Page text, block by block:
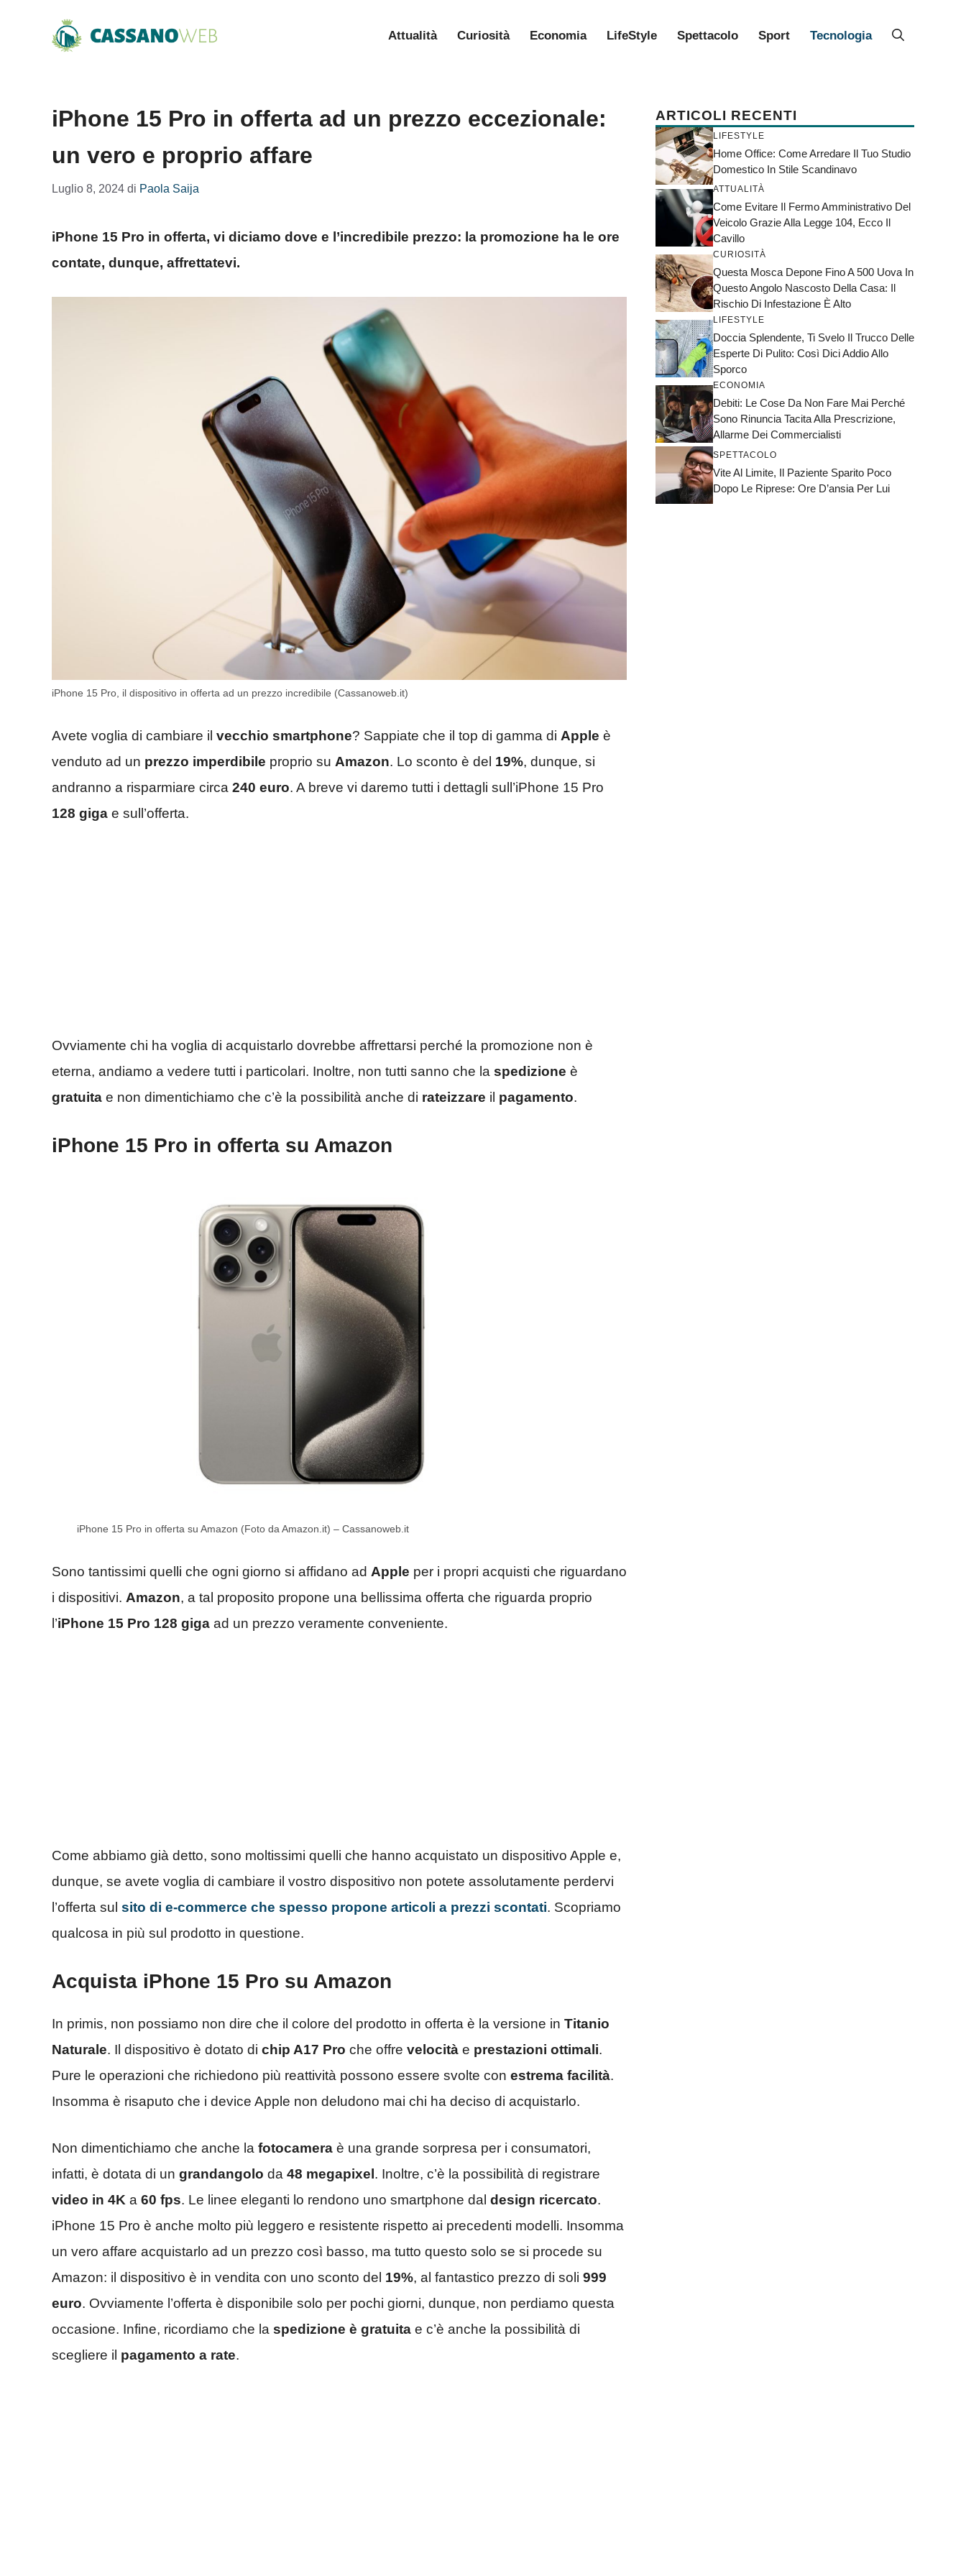
Attualità Curiosità Economia LifeStyle Spettacolo Sport Tecnologia
iPhone 15 Pro in offerta ad un prezzo eccezionale:
un vero e proprio affare
Luglio 8, 2024 di Paola Saija
iPhone 15 Pro in offerta, vi diciamo dove e l’incredibile prezzo: la promozione ha le ore
contate, dunque, affrettatevi.
iPhone 15 Pro, il dispositivo in offerta ad un prezzo incredibile (Cassanoweb.it)
Avete voglia di cambiare il vecchio smartphone? Sappiate che il top di gamma di Apple è
venduto ad un prezzo imperdibile proprio su Amazon. Lo sconto è del 19%, dunque, si
andranno a risparmiare circa 240 euro. A breve vi daremo tutti i dettagli sull’iPhone 15 Pro
128 giga e sull’offerta.
Ovviamente chi ha voglia di acquistarlo dovrebbe affrettarsi perché la promozione non è
eterna, andiamo a vedere tutti i particolari. Inoltre, non tutti sanno che la spedizione è
gratuita e non dimentichiamo che c’è la possibilità anche di rateizzare il pagamento.
iPhone 15 Pro in offerta su Amazon
iPhone 15 Pro in offerta su Amazon (Foto da Amazon.it) – Cassanoweb.it
Sono tantissimi quelli che ogni giorno si affidano ad Apple per i propri acquisti che riguardano
i dispositivi. Amazon, a tal proposito propone una bellissima offerta che riguarda proprio
l’iPhone 15 Pro 128 giga ad un prezzo veramente conveniente.
Come abbiamo già detto, sono moltissimi quelli che hanno acquistato un dispositivo Apple e,
dunque, se avete voglia di cambiare il vostro dispositivo non potete assolutamente perdervi
l’offerta sul sito di e-commerce che spesso propone articoli a prezzi scontati. Scopriamo
qualcosa in più sul prodotto in questione.
Acquista iPhone 15 Pro su Amazon
In primis, non possiamo non dire che il colore del prodotto in offerta è la versione in Titanio
Naturale. Il dispositivo è dotato di chip A17 Pro che offre velocità e prestazioni ottimali.
Pure le operazioni che richiedono più reattività possono essere svolte con estrema facilità.
Insomma è risaputo che i device Apple non deludono mai chi ha deciso di acquistarlo.
Non dimentichiamo che anche la fotocamera è una grande sorpresa per i consumatori,
infatti, è dotata di un grandangolo da 48 megapixel . Inoltre, c’è la possibilità di registrare
video in 4K a 60 fps. Le linee eleganti lo rendono uno smartphone dal design ricercato.
iPhone 15 Pro è anche molto più leggero e resistente rispetto ai precedenti modelli. Insomma
un vero affare acquistarlo ad un prezzo così basso, ma tutto questo solo se si procede su
Amazon: il dispositivo è in vendita con uno sconto del 19%, al fantastico prezzo di soli 999
euro. Ovviamente l’offerta è disponibile solo per pochi giorni, dunque, non perdiamo questa
occasione. Infine, ricordiamo che la spedizione è gratuita e c’è anche la possibilità di
scegliere il pagamento a rate.
ARTICOLI RECENTI
LIFESTYLE
Home Office: Come Arredare Il Tuo Studio
Domestico In Stile Scandinavo
ATTUALITÀ
Come Evitare Il Fermo Amministrativo Del
Veicolo Grazie Alla Legge 104, Ecco Il
Cavillo
CURIOSITÀ
Questa Mosca Depone Fino A 500 Uova In
Questo Angolo Nascosto Della Casa: Il
Rischio Di Infestazione È Alto
LIFESTYLE
Doccia Splendente, Ti Svelo Il Trucco Delle
Esperte Di Pulito: Così Dici Addio Allo
Sporco
ECONOMIA
Debiti: Le Cose Da Non Fare Mai Perché
Sono Rinuncia Tacita Alla Prescrizione,
Allarme Dei Commercialisti
SPETTACOLO
Vite Al Limite, Il Paziente Sparito Poco
Dopo Le Riprese: Ore D’ansia Per Lui